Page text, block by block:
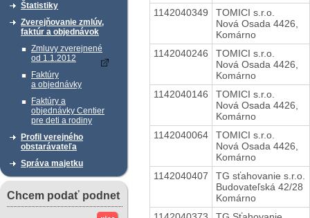
Štatistiky
Zverejňovanie zmlúv,
faktúr a objednávok
Zmluvy zverejnené
od 1.1.2012
Faktúry
a objednávky
Faktúry a
objednávky Centier
pre deti a rodiny
Profil verejného
obstarávateľa
Správa majetku
Chcem podať podnet
1142040349
TOMICI s.r.o.
Nová Osada 4426,
Komárno
1142040246
TOMICI s.r.o.
Nová Osada 4426,
Komárno
1142040146
TOMICI s.r.o.
Nová Osada 4426,
Komárno
1142040064
TOMICI s.r.o.
Nová Osada 4426,
Komárno
1142040407
TG sťahovanie s.r.o.
Budovateľská 42/28
Komárno